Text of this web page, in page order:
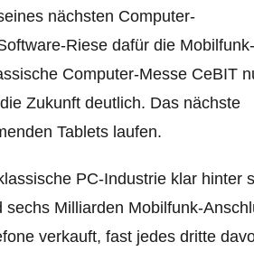
nächsten Computer-
Riese dafür die Mobilfunk-
Computer-Messe CeBIT
Zukunft deutlich. Das nächste
Tablets laufen.
PC-Industrie klar hinter
Milliarden Mobilfunk-
verkauft, fast jedes dritte